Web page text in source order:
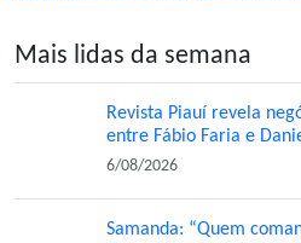
Mais lidas da semana
Revista Piauí revela
entre Fábio Faria e
6/08/2026
Samanda: “Quem